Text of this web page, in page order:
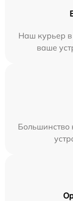
Наш курьер в
ваше
Большинство